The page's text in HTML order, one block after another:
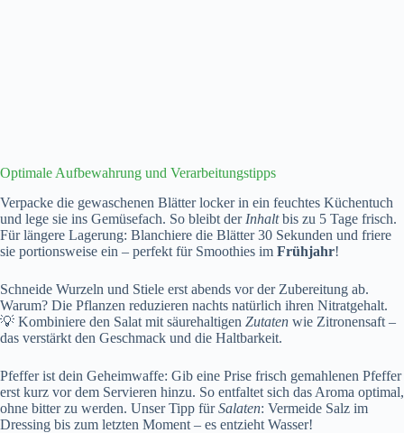
Optimale Aufbewahrung und Verarbeitungstipps
Verpacke die gewaschenen Blätter locker in ein feuchtes Küchentuch
und lege sie ins Gemüsefach. So bleibt der Inhaltbis zu 5 Tage frisch.
Für längere Lagerung: Blanchiere die Blätter 30 Sekunden und friere
sie portionsweise ein – perfekt für Smoothies im Frühjahr!
Schneide Wurzeln und Stiele erst abends vor der Zubereitung ab.
Warum? Die Pflanzen reduzieren nachts natürlich ihren Nitratgehalt.
💡 Kombiniere den Salat mit säurehaltigen Zutaten wie Zitronensaft –
das verstärkt den Geschmack und die Haltbarkeit.
Pfeffer ist dein Geheimwaffe: Gib eine Prise frisch gemahlenen Pfeffer
erst kurz vor dem Servieren hinzu. So entfaltet sich das Aroma optimal,
ohne bitter zu werden. Unser Tipp fürSalaten: Vermeide Salz im
Dressing bis zum letzten Moment – es entzieht Wasser!